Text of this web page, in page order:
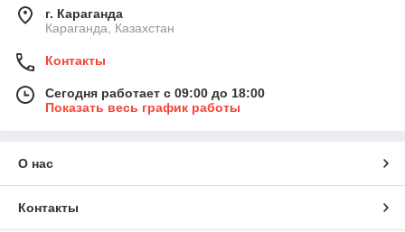
г. Караганда
Караганда, Казахстан
Контакты
Сегодня работает с 09:00 до 18:00
Показать весь график работы
О нас
Контакты